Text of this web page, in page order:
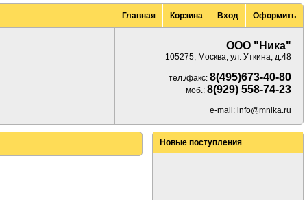
Оформить
Вход
Корзина
Главная
ООО "Ника"
105275, Москва, ул. Уткина, д.48
тел./факс: 8(495)673-40-80
моб.: 8(929) 558-74-23
e-mail: info@mnika.ru
Новые поступления